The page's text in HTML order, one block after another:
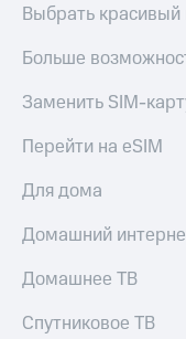
Выбрать
Больше
Заменить SIM-
Перейти на eSIM
Для дома
Домашний
Домашнее ТВ
Спутниковое ТВ